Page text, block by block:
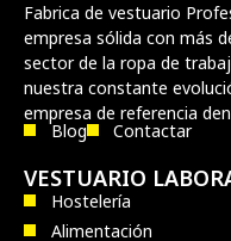
Fabrica de vestuario
empresa sólida con más
sector de la ropa de
nuestra constante
empresa de referencia
Blog Contactar
VESTUARIO
Hostelería
Alimentación